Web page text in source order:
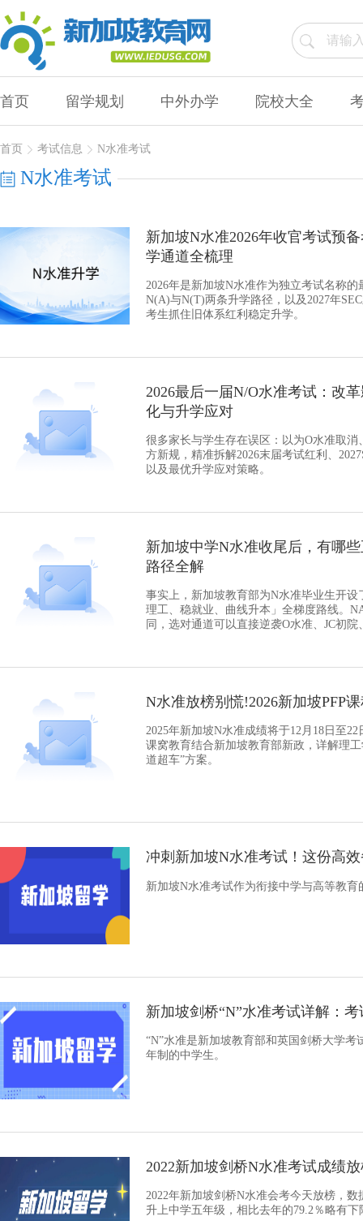
首页 留学规划 中外办学 院校大全
首页 考试信息 N水准考试
N水准考试
新加坡N水准2026年收官考试预
学通道全梳理
2026年是新加坡N水准作为独立考试名称
N(A)与N(T)两条升学路径，以及2027年
考生抓住旧体系红利稳定升学。
2026最后一届N/O水准考试：改
化与升学应对
很多家长与学生存在误区：以为O水准取
方新规，精准拆解2026末届考试红利、
以及最优升学应对策略。
新加坡中学N水准收尾后，有哪
路径全解
事实上，新加坡教育部为N水准毕业生开
理工、稳就业、曲线升本」全梯度路线。
同，选对通道可以直接逆袭O水准、JC初
N水准放榜别慌!2026新加坡PFP
​2025年新加坡N水准成绩将于12月18日至
课窝教育结合新加坡教育部新政，详解理
道超车”方案。
冲刺新加坡N水准考试！这份高
新加坡N水准考试作为衔接中学与高等教
新加坡剑桥“N”水准考试详解：
“N”水准是新加坡教育部和英国剑桥大学
年制的中学生。
2022新加坡剑桥N水准考试成绩
2022年新加坡剑桥N水准会考今天放榜，
升上中学五年级，相比去年的79.2％略有下